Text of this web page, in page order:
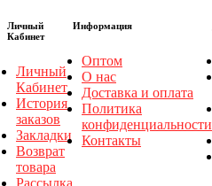
Личный
Кабинет
Личный
Кабинет
История
заказов
Закладки
Возврат
товара
Рассылка
Информация
Оптом
О нас
Доставка и оплата
Политика
конфиденциальности
Контакты